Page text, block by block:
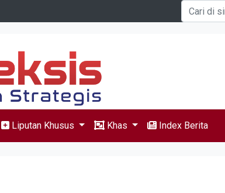
Liputan Khusus Khas Index Berita